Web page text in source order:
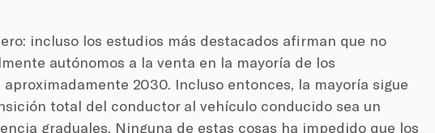
incluso los estudios más destacados afirman que no
autónomos a la venta en la mayoría de los
2030. Incluso entonces, la mayoría sigue
total del conductor al vehículo conducido sea un
graduales. Ninguna de estas cosas ha impedido que los